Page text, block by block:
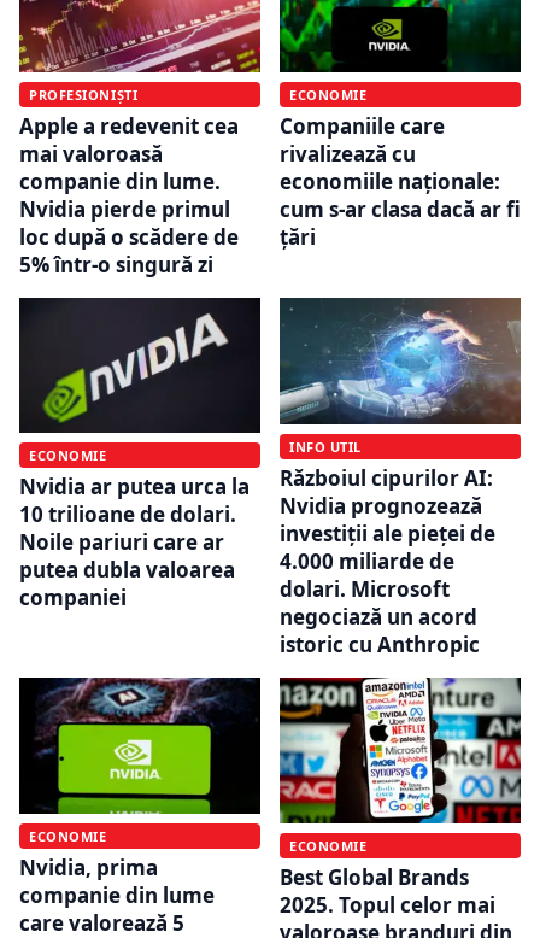
PROFESIONIȘTI
Apple a redevenit cea
mai valoroasă
companie din lume.
Nvidia pierde primul
loc după o scădere de
5% într-o singură zi
ECONOMIE
Companiile care
rivalizează cu
economiile naționale:
cum s-ar clasa dacă ar fi
țări
ECONOMIE
Nvidia ar putea urca la
10 trilioane de dolari.
Noile pariuri care ar
putea dubla valoarea
companiei
INFO UTIL
Războiul cipurilor AI:
Nvidia prognozează
investiții ale pieței de
4.000 miliarde de
dolari. Microsoft
negociază un acord
istoric cu Anthropic
ECONOMIE
Nvidia, prima
companie din lume
care valorează 5
ECONOMIE
Best Global Brands
2025. Topul celor mai
valoroase branduri din